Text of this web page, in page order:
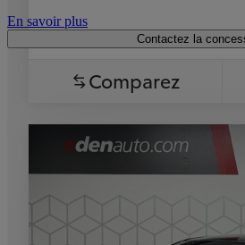
En savoir plus
Contactez la
Comparez